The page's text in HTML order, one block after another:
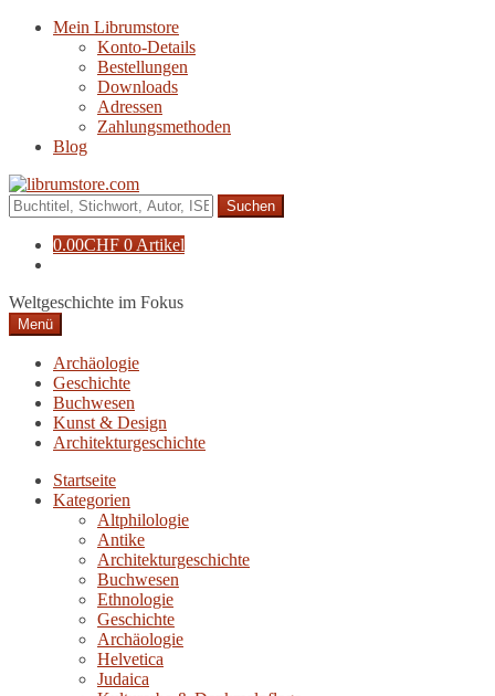
Navigation
Zum
Mein Librumstore
Konto-Details
Bestellungen
Downloads
Adressen
Zahlungsmethoden
Blog
Suche
nach:
0.00CHF 0 Artikel
Weltgeschichte im Fokus
Menü
Archäologie
Geschichte
Buchwesen
Kunst & Design
Architekturgeschichte
Startseite
Kategorien
Altphilologie
Antike
Architekturgeschichte
Buchwesen
Ethnologie
Geschichte
Archäologie
Helvetica
Judaica